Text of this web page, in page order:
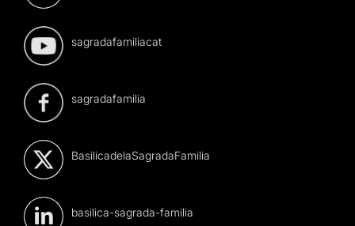
sagradafamiliacat
sagradafamilia
BasilicadelaSagradaFamilia
basilica-sagrada-familia